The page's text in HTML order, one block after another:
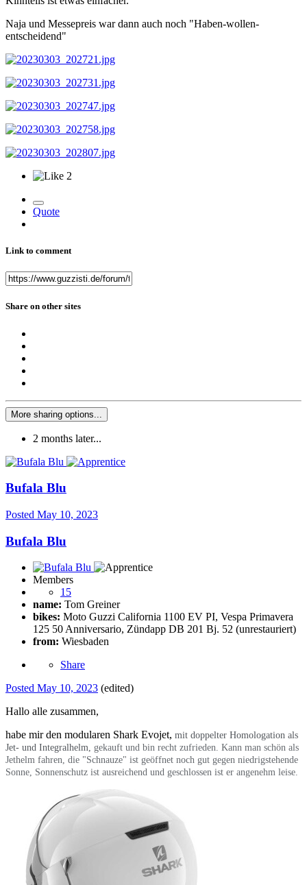
Naja und Messepreis war dann auch noch "Haben-wollen-
entscheidend"
2
Quote
Link to comment
Share on other sites
More sharing options...
2 months later...
Bufala Blu
Posted May 10, 2023
Bufala Blu
Members
15
name: Tom Greiner
bikes: Moto Guzzi California 1100 EV PI, Vespa Primavera
125 50 Anniversario, Zündapp DB 201 Bj. 52 (unrestauriert)
from: Wiesbaden
Share
Posted May 10, 2023 (edited)
Hallo alle zusammen,
habe mir den modularen Shark Evojet, mit doppelter Homologation als
Jet- und Integralhelm, gekauft und bin recht zufrieden. Kann man schön als
Jethelm fahren, die "Schnauze" ist geöffnet noch gut gegen niedrigstehende
Sonne, Sonnenschutz ist ausreichend und geschlossen ist er angenehm leise.